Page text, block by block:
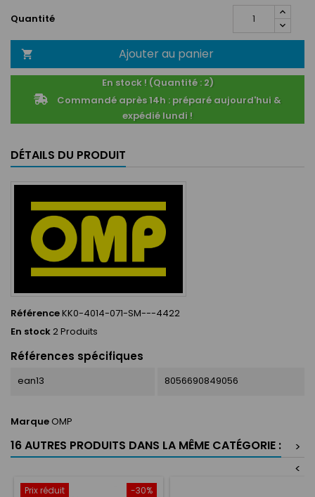
Quantité
 Ajouter au panier
En stock ! (Quantité : 2)
Commandé après 14h : préparé aujourd'hui &
expédié lundi !
DÉTAILS DU PRODUIT
RéférenceKK0-4014-071-SM---4422
En stock2 Produits
Références spécifiques
ean13 8056690849056
MarqueOMP
16 AUTRES PRODUITS DANS LA MÊME CATÉGORIE :
>
<
-30%
Prix réduit